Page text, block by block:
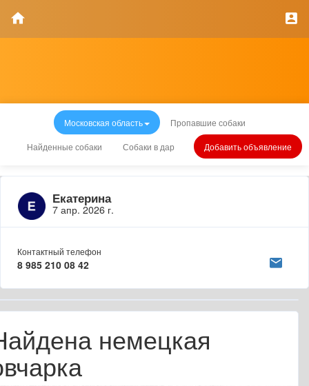
Московская область Пропавшие собаки
Найденные собаки Собаки в дар Добавить объявление
Екатерина
7 апр. 2026 г.
Контактный телефон
8 985 210 08 42
немецкая